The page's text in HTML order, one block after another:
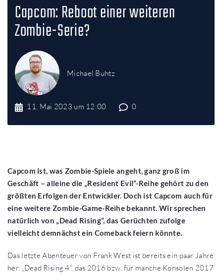
Capcom: Reboot einer weiteren
Zombie-Serie?
Michael Buhtz
11. Mai 2023 um 12:00 0
Capcom ist, was Zombie-Spiele angeht, ganz groß im
Geschäft – alleine die „Resident Evil“-Reihe gehört zu den
größten Erfolgen der Entwickler. Doch ist Capcom auch für
eine weitere Zombie-Game-Reihe bekannt. Wir sprechen
natürlich von „Dead Rising“, das Gerüchten zufolge
vielleicht demnächst ein Comeback feiern könnte.
Das letzte Abenteuer von Frank West ist bereits ein paar Jahre
her. „Dead Rising 4“, das 2016 bzw. für manche Konsolen 2017